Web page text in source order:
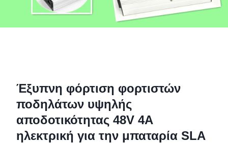
Έξυπνη φόρτιση φορτιστών
ποδηλάτων υψηλής
αποδοτικότητας 48V 4A
ηλεκτρική για την μπαταρία SLA